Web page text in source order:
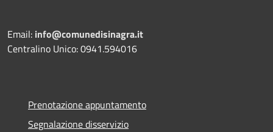
Email: info@comunedisinagra.it
Centralino Unico: 0941.594016
Prenotazione appuntamento
Segnalazione disservizio